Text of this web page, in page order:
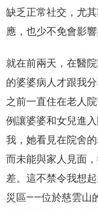
缺乏正常社交，尤
應，也少不免會影響
就在前兩天，在醫
的婆婆病人才跟我
之前一直住在老人
例讓婆婆和女兒進
我，她看見在院舍
而未能與家人見面
差。這不禁令我想
災區——位於慈雲山